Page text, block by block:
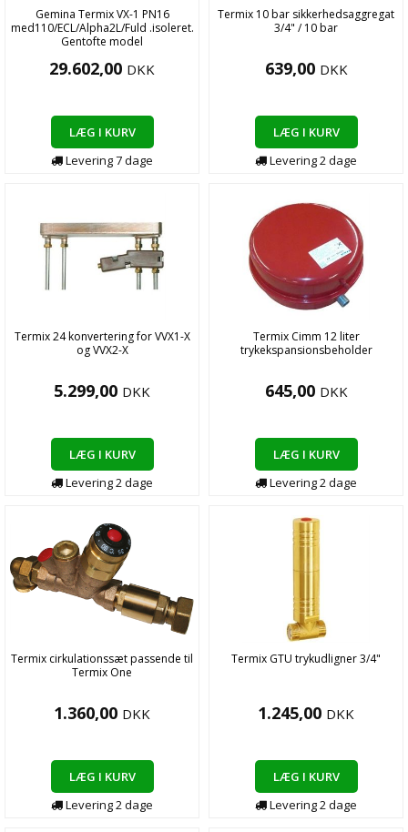
Gemina Termix VX-1 PN16
med110/ECL/Alpha2L/Fuld .isoleret.
Gentofte model
29.602,00 DKK
LÆG I KURV
Levering7dage
Termix 10 bar sikkerhedsaggregat
3/4" / 10 bar
639,00 DKK
LÆG I KURV
Levering2dage
Termix 24 konvertering for VVX1-X
og VVX2-X
5.299,00 DKK
LÆG I KURV
Levering2dage
Termix Cimm 12 liter
trykekspansionsbeholder
645,00 DKK
LÆG I KURV
Levering2dage
Termix cirkulationssæt passende til
Termix One
1.360,00 DKK
LÆG I KURV
Levering2dage
Termix GTU trykudligner 3/4"
1.245,00 DKK
LÆG I KURV
Levering2dage